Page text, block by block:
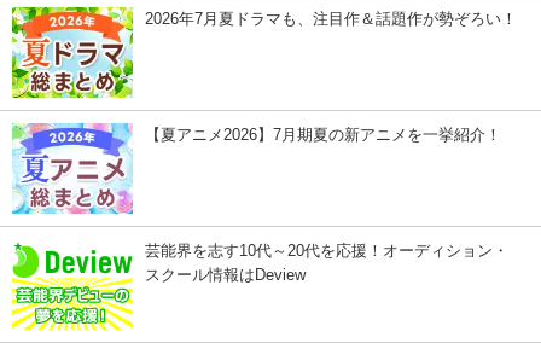
2026年7月夏ドラマも、注目作＆話題作が勢ぞろい！
【夏アニメ2026】7月期夏の新アニメを一挙紹介！
芸能界を志す10代～20代を応援！オーディション・
スクール情報はDeview